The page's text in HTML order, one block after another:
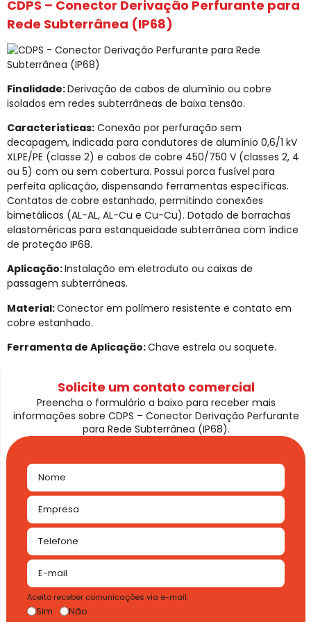
CDPS – Conector Derivação Perfurante para
Rede Subterrânea (IP68)
Finalidade:Derivação de cabos de alumínio ou cobre
isolados em redes subterrâneas de baixa tensão.
Características: Conexão por perfuração sem
decapagem, indicada para condutores de alumínio 0,6/1 kV
XLPE/PE (classe 2) e cabos de cobre 450/750 V (classes 2, 4
ou 5) com ou sem cobertura. Possui porca fusível para
perfeita aplicação, dispensando ferramentas específicas.
Contatos de cobre estanhado, permitindo conexões
bimetálicas (AL-AL, AL-Cu e Cu-Cu). Dotado de borrachas
elastoméricas para estanqueidade subterrânea com índice
de proteção IP68.
Aplicação:Instalação em eletroduto ou caixas de
passagem subterrâneas.
Material:Conector em polímero resistente e contato em
cobre estanhado.
Ferramenta de Aplicação:Chave estrela ou soquete.
Solicite um contato comercial
Preencha o formulário a baixo para receber mais
informações sobre CDPS – Conector Derivação Perfurante
para Rede Subterrânea (IP68).
Aceito receber comunicações via e-mail:
Sim Não